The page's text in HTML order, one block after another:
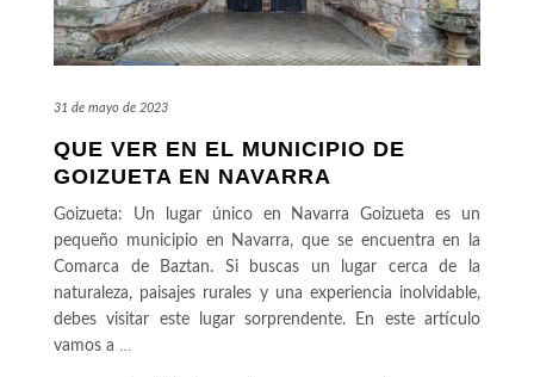
31 de mayo de 2023
QUE VER EN EL MUNICIPIO DE
GOIZUETA EN NAVARRA
Goizueta: Un lugar único en Navarra Goizueta es un
pequeño municipio en Navarra, que se encuentra en la
Comarca de Baztan. Si buscas un lugar cerca de la
naturaleza, paisajes rurales y una experiencia inolvidable,
debes visitar este lugar sorprendente. En este artículo
vamos a …